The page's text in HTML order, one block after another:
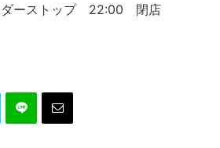
ダーストップ 22:00 閉店